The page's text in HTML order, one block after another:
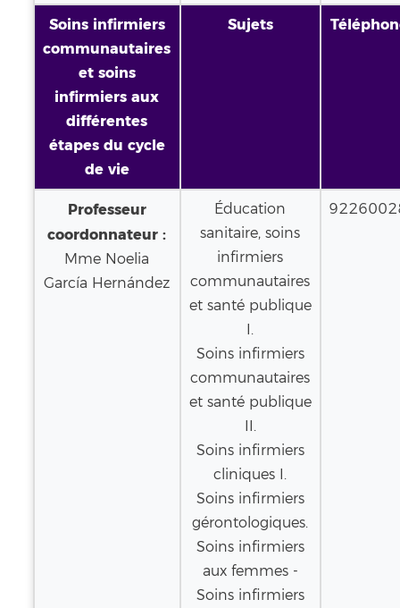
Soins infirmiers
communautaires
et soins
infirmiers aux
différentes
étapes du cycle
de vie
Sujets
Professeur
coordonnateur :
Mme Noelia
García Hernández
Éducation
sanitaire, soins
infirmiers
communautaires
et santé publique
I.
Soins infirmiers
communautaires
et santé publique
II.
Soins infirmiers
cliniques I.
Soins infirmiers
gérontologiques.
Soins infirmiers
aux femmes -
Soins infirmiers